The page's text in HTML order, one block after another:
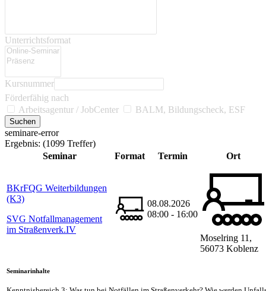
Unterrichtsformat
Kursnummer
Förderfähig nach
Arbeitsagentur / JobCenter
BALM, Bildungscheck, ESF
seminare-error
Ergebnis: (1099 Treffer)
Seminar
Format Termin Ort
BKrFQG Weiterbildungen
(K3)
SVG Notfallmanagement
im Straßenverk.IV
08.08.2026
08:00 - 16:00
Moselring 11,
56073 Koblenz
Seminarinhalte